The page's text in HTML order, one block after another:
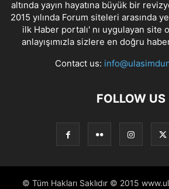
altında yayın hayatına büyük bir
2015 yılında Forum siteleri arasında
ilk Haber portalı' nı uygulayan site
anlayışımızla sizlere en doğru
Contact us:
FOLLOW US
© Tüm Hakları Saklıdır © 2015